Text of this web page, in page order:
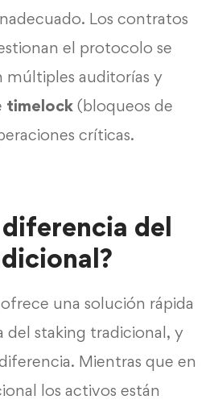
Los contratos
el protocolo se
múltiples auditorías y
timelock (bloqueos de
críticas.
diferencia del
una solución rápida
del staking tradicional, y
Mientras que en
los activos están